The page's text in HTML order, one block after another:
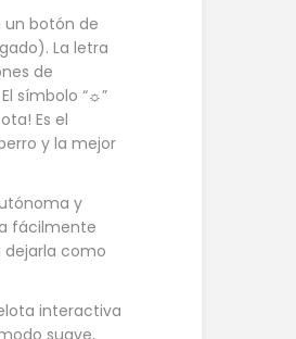
un botón de
La letra
de
símbolo “☼”
Es el
y la mejor
y
fácilmente
dejarla como
interactiva
suave,